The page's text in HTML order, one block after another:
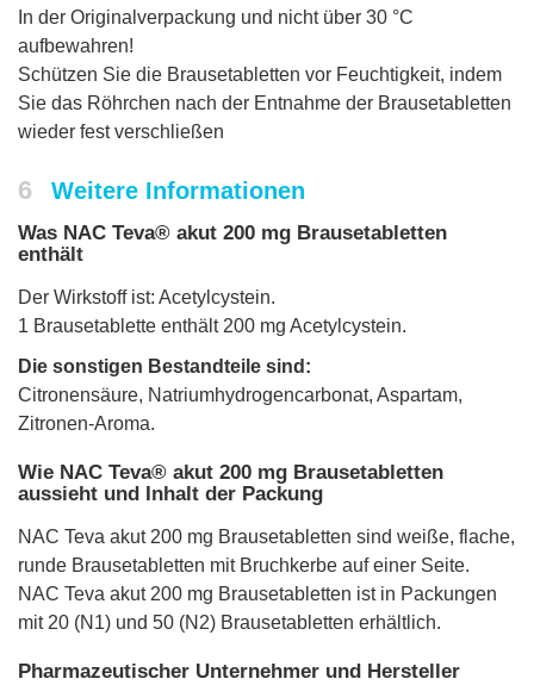
In der Originalverpackung und nicht über 30 °C
aufbewahren!
Schützen Sie die Brausetabletten vor Feuchtigkeit, indem
Sie das Röhrchen nach der Entnahme der Brausetabletten
wieder fest verschließen
6 Weitere Informationen
Was NAC Teva® akut 200 mg Brausetabletten
enthält
Der Wirkstoff ist: Acetylcystein.
1 Brausetablette enthält 200 mg Acetylcystein.
Die sonstigen Bestandteile sind:
Citronensäure, Natriumhydrogencarbonat, Aspartam,
Zitronen-Aroma.
Wie NAC Teva® akut 200 mg Brausetabletten
aussieht und Inhalt der Packung
NAC Teva akut 200 mg Brausetabletten sind weiße, flache,
runde Brausetabletten mit Bruchkerbe auf einer Seite.
NAC Teva akut 200 mg Brausetabletten ist in Packungen
mit 20 (N1) und 50 (N2) Brausetabletten erhältlich.
Pharmazeutischer Unternehmer und Hersteller